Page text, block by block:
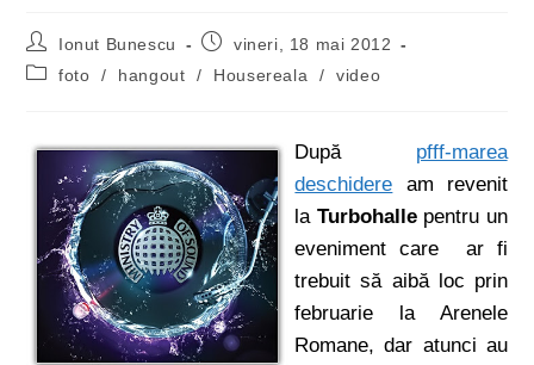
Ionut Bunescu
vineri, 18 mai 2012
foto
/ hangout / Housereala / video
După pfff-marea
deschidere am revenit
la Turbohallepentru un
eveniment care ar fi
trebuit să aibă loc prin
februarie la Arenele
Romane, dar atunci au